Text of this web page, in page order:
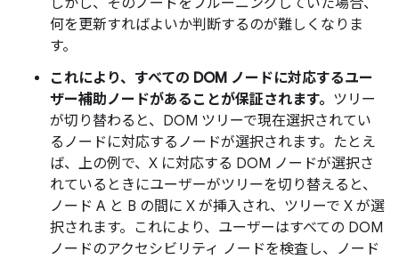
何を更新すればよいか判断するのが難しくなりま
す。
これにより、すべての DOM ノードに対応するユー
ザー補助ノードがあることが保証されます。 ツリー
が切り替わると、DOM ツリーで現在選択されてい
るノードに対応するノードが選択されます。たとえ
ば、上の例で、X に対応する DOM ノードが選択さ
れているときにユーザーがツリーを切り替えると、
ノード A と B の間に X が挿入され、ツリーで X が選
択されます。これにより、ユーザーはすべての DOM
ノードのアクセシビリティ ノードを検査し、ノード